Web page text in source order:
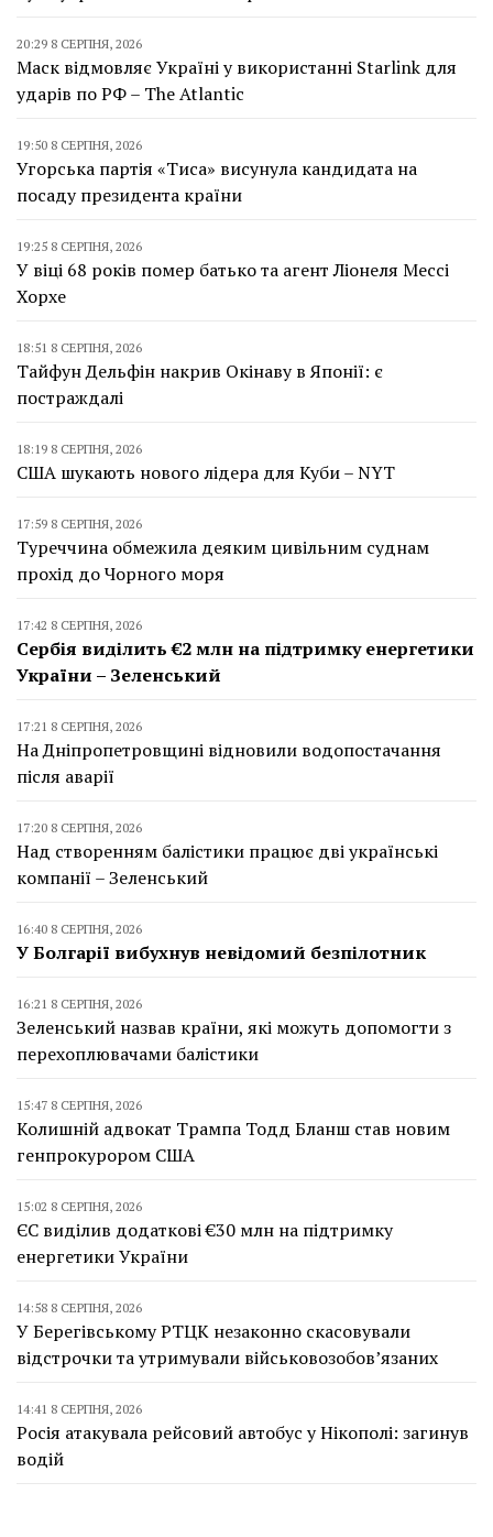
20:29 8 СЕРПНЯ, 2026
Маск відмовляє Україні у використанні Starlink для
ударів по РФ – The Atlantic
19:50 8 СЕРПНЯ, 2026
Угорська партія «Тиса» висунула кандидата на
посаду президента країни
19:25 8 СЕРПНЯ, 2026
У віці 68 років помер батько та агент Ліонеля Мессі
Хорхе
18:51 8 СЕРПНЯ, 2026
Тайфун Дельфін накрив Окінаву в Японії: є
постраждалі
18:19 8 СЕРПНЯ, 2026
США шукають нового лідера для Куби – NYT
17:59 8 СЕРПНЯ, 2026
Туреччина обмежила деяким цивільним суднам
прохід до Чорного моря
17:42 8 СЕРПНЯ, 2026
Сербія виділить €2 млн на підтримку енергетики
України – Зеленський
17:21 8 СЕРПНЯ, 2026
На Дніпропетровщині відновили водопостачання
після аварії
17:20 8 СЕРПНЯ, 2026
Над створенням балістики працює дві українські
компанії – Зеленський
16:40 8 СЕРПНЯ, 2026
У Болгарії вибухнув невідомий безпілотник
16:21 8 СЕРПНЯ, 2026
Зеленський назвав країни, які можуть допомогти з
перехоплювачами балістики
15:47 8 СЕРПНЯ, 2026
Колишній адвокат Трампа Тодд Бланш став новим
генпрокурором США
15:02 8 СЕРПНЯ, 2026
ЄС виділив додаткові €30 млн на підтримку
енергетики України
14:58 8 СЕРПНЯ, 2026
У Берегівському РТЦК незаконно скасовували
відстрочки та утримували військовозобов’язаних
14:41 8 СЕРПНЯ, 2026
Росія атакувала рейсовий автобус у Нікополі: загинув
водій